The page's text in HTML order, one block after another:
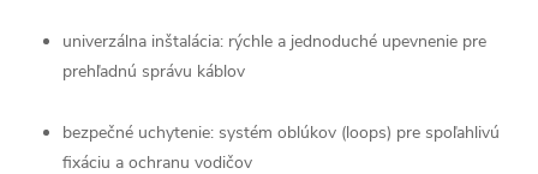
univerzálna inštalácia: rýchle a jednoduché upevnenie pre
prehľadnú správu káblov
bezpečné uchytenie: systém oblúkov (loops) pre spoľahlivú
fixáciu a ochranu vodičov